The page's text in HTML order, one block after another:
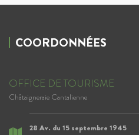
COORDONNÉES
OFFICE DE TOURISME
Châtaigneraie Cantalienne
28 Av. du 15 septembre 1945